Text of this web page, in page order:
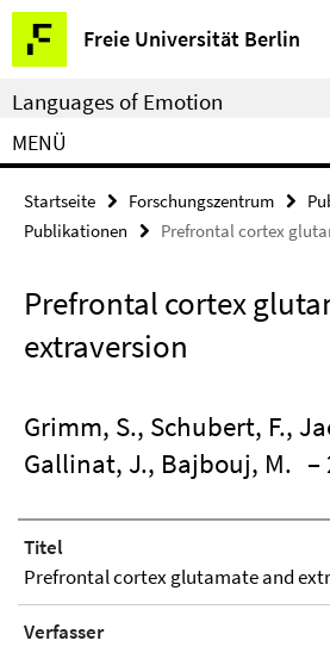
Springe
direkt
zu
Inhalt
Freie Universität Berlin
Service-
Navigation
Languages of Emotion
MENÜ
Startseite Forschungszentrum
Publikationen
Prefrontal cortex
Prefrontal cortex
extraversion
Grimm, S., Schubert, F.,
Gallinat, J., Bajbouj, M. –
Titel
Prefrontal cortex glutamate and
Verfasser